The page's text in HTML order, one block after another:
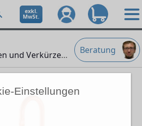
Einstellungen
exkl.
MwSt.
Beratung
1-str. Gabelkopfhaken und Verkürzer" />